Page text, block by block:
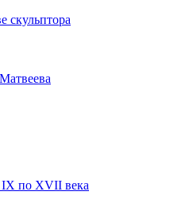
скульптора
IX по XVII века